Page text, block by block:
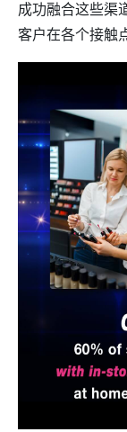
成功融合这些渠
客户在各个接触